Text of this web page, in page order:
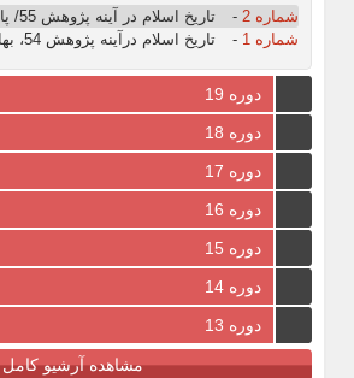
شماره 2 -
تاریخ اسلام در آینه پژوهش 55/ پاییز و زمستان 1402
شماره 1
- تاریخ اسلام درآینه پژوهش 54، بهار و تابستان 1402
دوره 19
دوره 18
دوره 17
دوره 16
دوره 15
دوره 14
دوره 13
مشاهده آرشیو کامل